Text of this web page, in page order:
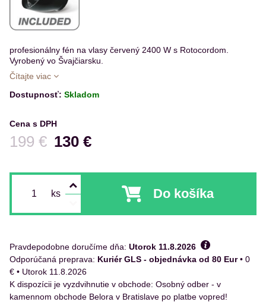
profesionálny fén na vlasy červený 2400 W s Rotocordom.
Vyrobený vo Švajčiarsku.
Čítajte viac
Dostupnosť: Skladom
Cena s DPH
130 €
Pred zľavou:
199 €
ks Do košíka
Pravdepodobne doručíme dňa: Utorok 11.8.2026
Kuriér GLS - objednávka od 80 Eur• 0
€ • Utorok 11.8.2026
Osobný odber - v
kamennom obchode Belora v Bratislave po platbe vopred!